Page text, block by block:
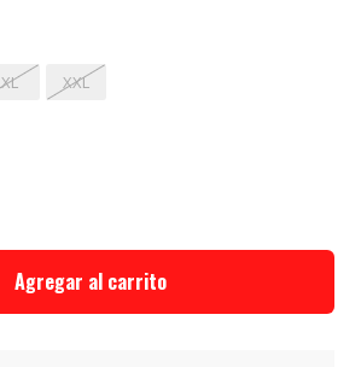
XL XXL
Agregar al carrito